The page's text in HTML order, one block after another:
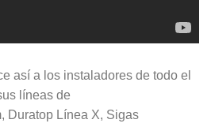
así a los instaladores de todo el
líneas de
Duratop Línea X, Sigas